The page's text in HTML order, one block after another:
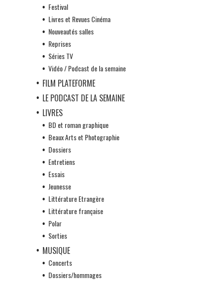
Festival
Livres et Revues Cinéma
Nouveautés salles
Reprises
Séries TV
Vidéo / Podcast de la semaine
FILM PLATEFORME
LE PODCAST DE LA SEMAINE
LIVRES
BD et roman graphique
Beaux Arts et Photographie
Dossiers
Entretiens
Essais
Jeunesse
Littérature Etrangère
Littérature française
Polar
Sorties
MUSIQUE
Concerts
Dossiers/hommages